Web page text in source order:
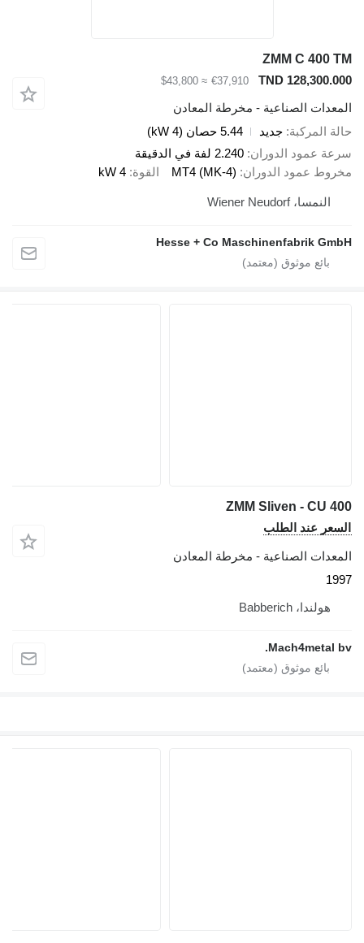
ZMM C 400 TM
TND 128,300.000
€37,910
≈ $43,800
المعدات الصناعية - مخرطة المعادن
حالة المركبة جديد
5.44 حصان (4 kW)
سرعة عمود الدوران 2.240 لفة في الدقيقة
مخروط عمود الدوران MT4 (MK-4) القوة 4 kW
النمسا، Wiener Neudorf
Hesse + Co Maschinenfabrik GmbH
ZMM Sliven - CU 400
السعر عند الطلب
المعدات الصناعية - مخرطة المعادن
1997
هولندا، Babberich
Mach4metal bv.